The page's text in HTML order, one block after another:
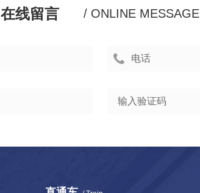
在线留言 / ONLINE MESSAGE